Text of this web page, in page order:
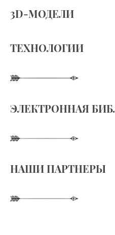
3D-МОДЕЛИ
ТЕХНОЛОГИИ
ЭЛЕКТРОННАЯ
НАШИ ПАРТНЕРЫ